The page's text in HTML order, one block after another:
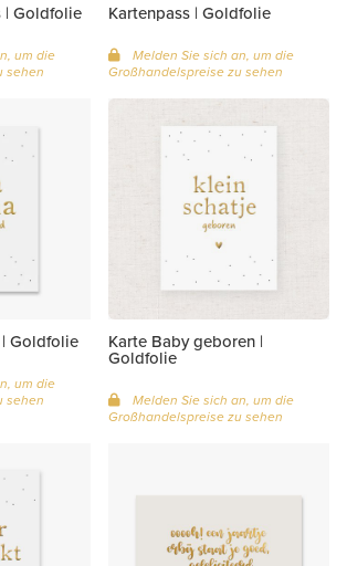
| Goldfolie
um die
sehen
Kartenpass | Goldfolie
Melden Sie sich an, um die
Großhandelspreise zu sehen
Goldfolie
um die
sehen
Karte Baby geboren |
Goldfolie
Melden Sie sich an, um die
Großhandelspreise zu sehen